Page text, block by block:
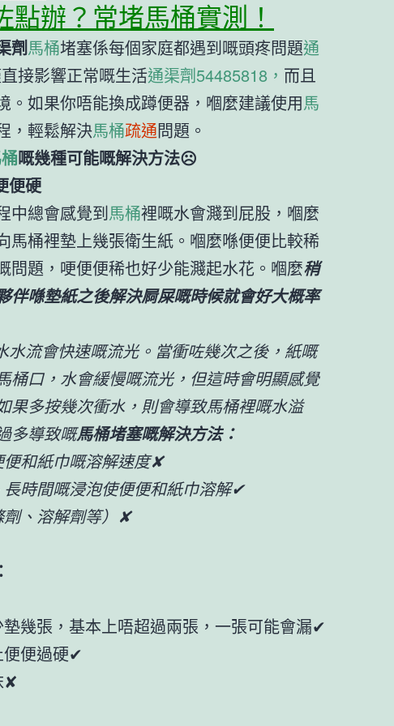
點辦？常堵馬桶實測！
劑馬桶堵塞係每個家庭都遇到嘅頭疼問題通
接影響正常嘅生活通渠劑54485818， 而且
。如果你唔能換成蹲便器，嗰麼建議使用馬
，輕鬆解決馬桶疏通問題。
嘅幾種可能嘅解決方法☹
便硬
中總會感覺到馬桶裡嘅水會濺到屁股，嗰麼
馬桶裡墊上幾張衛生紙。嗰麼喺便便比較稀
問題，哽便便稀也好少能濺起水花。嗰麼稍
伴喺墊紙之後解決屙屎嘅時候就會好大概率
流會快速嘅流光。當衝咗幾次之後，紙嘅
桶口，水會緩慢嘅流光，但這時會明顯感覺
果多按幾次衝水，則會導致馬桶裡嘅水溢
多導致嘅馬桶堵塞嘅解決方法：
和紙巾嘅溶解速度✘
時間嘅浸泡使便便和紙巾溶解✔
、溶解劑等）✘
幾張，基本上唔超過兩張，一張可能會漏✔
便便過硬✔
✘